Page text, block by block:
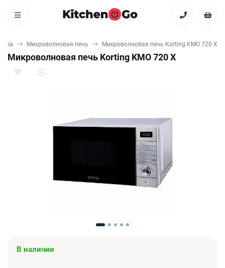
Микроволновая печь Микроволновая печь Korting KMO 720 X
Микроволновая печь Korting KMO 720 X
В наличии